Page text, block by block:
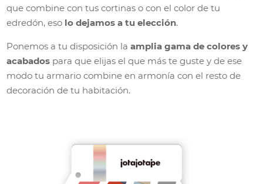
que combine con tus cortinas o con el color de tu
edredón, eso lo dejamos a tu elección.
Ponemos a tu disposición laamplia gama de colores y
acabados para que elijas el que más te guste y de ese
modo tu armario combine en armonía con el resto de
decoración de tu habitación.